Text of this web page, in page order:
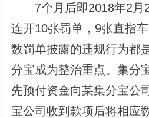
7个月后即2018年2月
连开10张罚单，9张直指
数罚单披露的违规行为都
分宝成为整治重点。集分
先预付资金向某集分宝公
宝公司收到款项后将相应